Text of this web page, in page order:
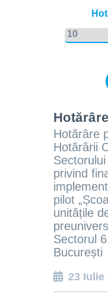
Hotărâre
Hotărârii
privind
pilot
unitățile
Sectorul
București
23 Iulie